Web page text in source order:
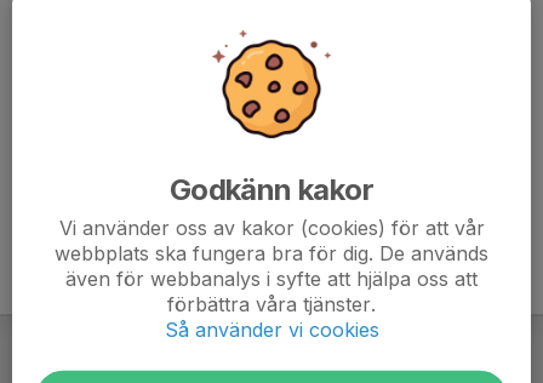
Godkänn kakor
Vi använder oss av kakor (cookies) för att vår
webbplats ska fungera bra för dig. De används
även för webbanalys i syfte att hjälpa oss att
förbättra våra tjänster.
Så använder vi cookies